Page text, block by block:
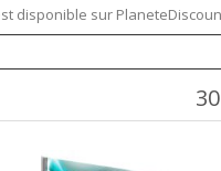
disponible sur